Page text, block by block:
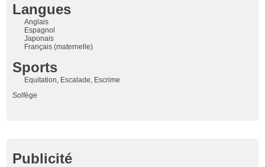
Langues
Anglais
Espagnol
Japonais
Français (maternelle)
Sports
Equitation, Escalade, Escrime
Solfège
Publicité